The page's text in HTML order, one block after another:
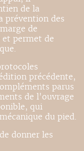
de la
prévention des
de
permet de
précédente,
parus
de l'ouvrage
qui
du pied.
donner les